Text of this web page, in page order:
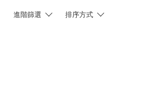
進階篩選 排序方式